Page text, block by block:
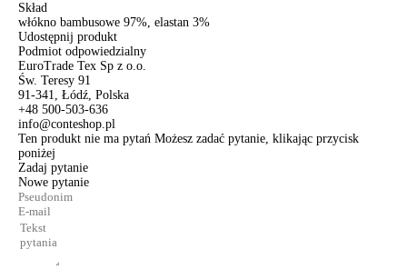
Skład
włókno bambusowe 97%, elastan 3%
Udostępnij produkt
Podmiot odpowiedzialny
EuroTrade Tex Sp z o.o.
Św. Teresy 91
91-341, Łódź, Polska
+48 500-503-636
info@conteshop.pl
Ten produkt nie ma pytań Możesz zadać pytanie, klikając przycisk
poniżej
Zadaj pytanie
Nowe pytanie